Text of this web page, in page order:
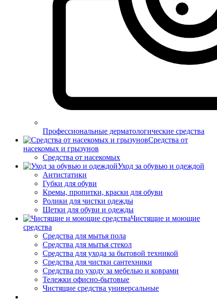
Профессиональные дерматологические средства
Средства от
насекомых и грызунов
Средства от насекомых
Уход за обувью и одеждой
Антистатики
Губки для обуви
Кремы, пропитки, краски для обуви
Ролики для чистки одежды
Щетки для обуви и одежды
Чистящие и моющие
средства
Средства для мытья пола
Средства для мытья стекол
Средства для ухода за бытовой техникой
Средства для чистки сантехники
Средства по уходу за мебелью и коврами
Тележки офисно-бытовые
Чистящие средства универсальные